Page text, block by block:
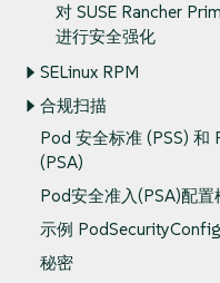
对 SUSE Rancher
进行安全强化
SELinux RPM
合规扫描
Pod 安全标准 (PSS) 和
(PSA)
Pod安全准入(PSA)配置
示例
秘密